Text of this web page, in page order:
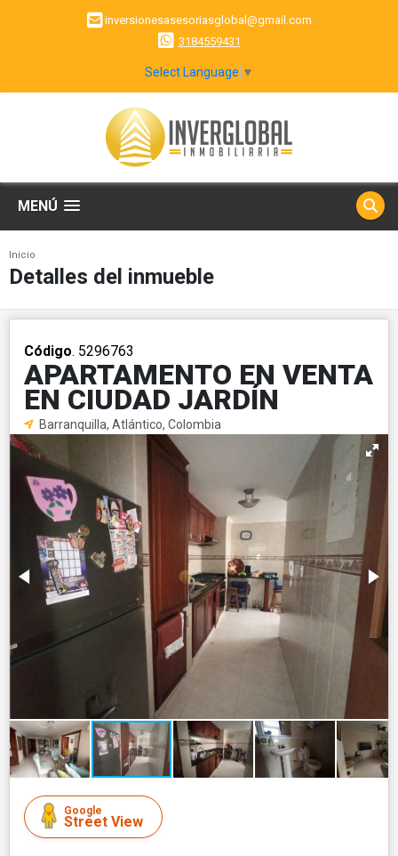
inversionesasesoriasglobal@gmail.com
3184559431
Select Language ▼
MENÚ
Inicio
Detalles del inmueble
Código. 5296763
APARTAMENTO EN VENTA
EN CIUDAD JARDÍN
Barranquilla, Atlántico, Colombia
Google
Street View